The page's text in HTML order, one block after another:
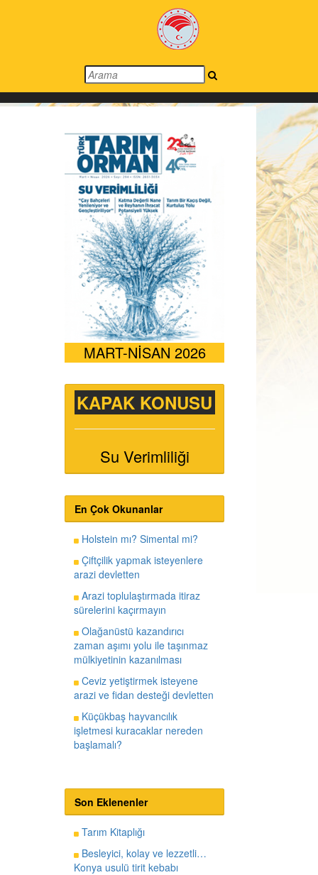
MART-NİSAN 2026
KAPAK KONUSU
Su Verimliliği
En Çok Okunanlar
Holstein mı? Simental mi?
Çiftçilik yapmak isteyenlere
arazi devletten
Arazi toplulaştırmada itiraz
sürelerini kaçırmayın
Olağanüstü kazandırıcı
zaman aşımı yolu ile taşınmaz
mülkiyetinin kazanılması
Ceviz yetiştirmek isteyene
arazi ve fidan desteği devletten
Küçükbaş hayvancılık
işletmesi kuracaklar nereden
başlamalı?
Son Eklenenler
Tarım Kitaplığı
Besleyici, kolay ve lezzetli…
Konya usulü tirit kebabı